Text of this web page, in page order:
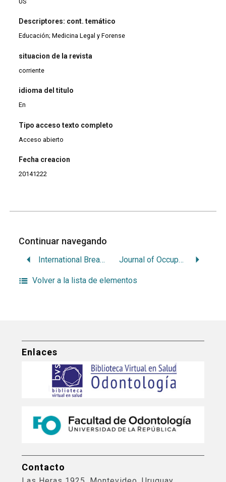
Descriptores: cont. temático
Educación; Medicina Legal y Forense
situacion de la revista
corriente
idioma del titulo
En
Tipo acceso texto completo
Acceso abierto
Fecha creacion
20141222
Continuar navegando
International Breastfeeding Journal Journal of Occupational Medicine and Toxicology
Volver a la lista de elementos
Enlaces
Contacto